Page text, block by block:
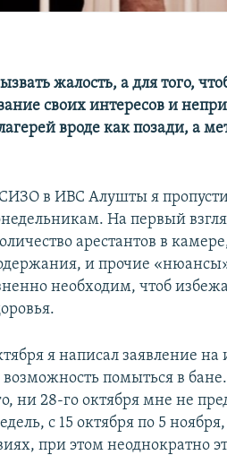
жалость, а для того,
своих интересов и
вроде как позади, а
СИЗО в ИВС Алушты я
На первый
арестантов в
и прочие
необходим, чтоб
я написал заявление
помыться в
ни 28-го октября мне не
с 15 октября по 5
при этом неоднократно